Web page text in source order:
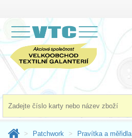
Patchwork
Pravítka a měřidla